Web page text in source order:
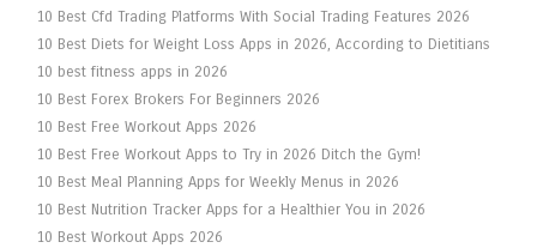
10 Best Cfd Trading Platforms With Social Trading Features 2026
10 Best Diets for Weight Loss Apps in 2026, According to Dietitians
10 best fitness apps in 2026
10 Best Forex Brokers For Beginners 2026
10 Best Free Workout Apps 2026
10 Best Free Workout Apps to Try in 2026 Ditch the Gym!
10 Best Meal Planning Apps for Weekly Menus in 2026
10 Best Nutrition Tracker Apps for a Healthier You in 2026
10 Best Workout Apps 2026